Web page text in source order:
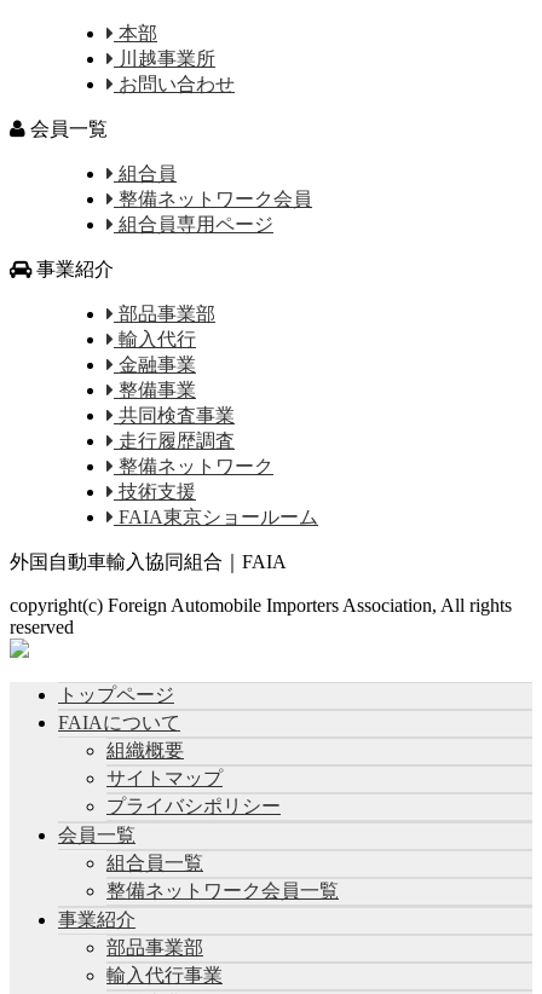
本部
川越事業所
お問い合わせ
会員一覧
組合員
整備ネットワーク会員
組合員専用ページ
事業紹介
部品事業部
輸入代行
金融事業
整備事業
共同検査事業
走行履歴調査
整備ネットワーク
技術支援
FAIA東京ショールーム
外国自動車輸入協同組合｜FAIA
copyright(c) Foreign Automobile Importers Association, All rights
reserved
トップページ
FAIAについて
組織概要
サイトマップ
プライバシポリシー
会員一覧
組合員一覧
整備ネットワーク会員一覧
事業紹介
部品事業部
輸入代行事業